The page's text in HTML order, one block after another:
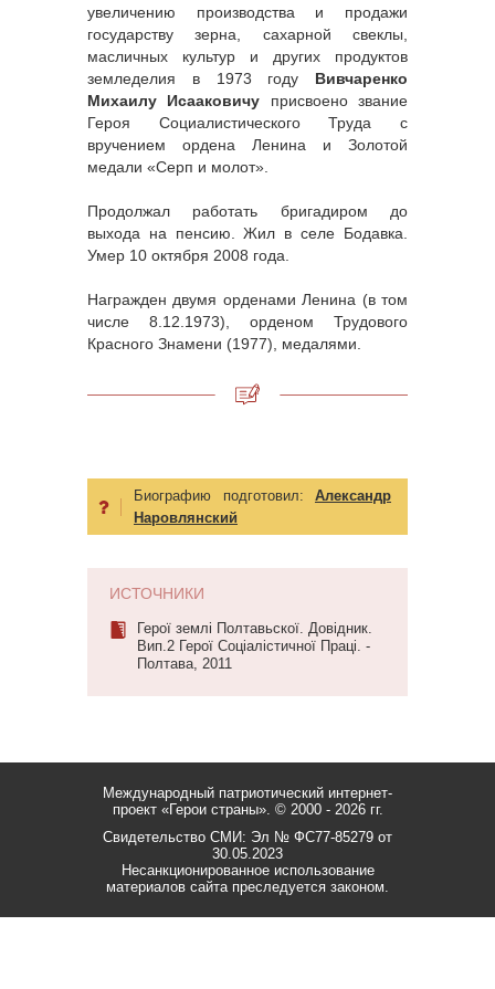
увеличению производства и продажи
государству зерна, сахарной свеклы,
масличных культур и других продуктов
земледелия в 1973 году Вивчаренко
Михаилу Исааковичу присвоено звание
Героя Социалистического Труда с
вручением ордена Ленина и Золотой
медали «Серп и молот».
Продолжал работать бригадиром до
выхода на пенсию. Жил в селе Бодавка.
Умер 10 октября 2008 года.
Награжден двумя орденами Ленина (в том
числе 8.12.1973), орденом Трудового
Красного Знамени (1977), медалями.
Биографию подготовил: Александр
Наровлянский
ИСТОЧНИКИ
Герої землі Полтавьскої. Довідник.
Вип.2 Герої Соціалістичної Праці. -
Полтава, 2011
Международный патриотический интернет-
проект «Герои страны». © 2000 - 2026 гг.
Свидетельство СМИ: Эл № ФС77-85279 от
30.05.2023
Несанкционированное использование
материалов сайта преследуется законом.